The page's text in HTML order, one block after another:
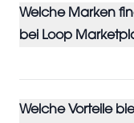
Welche Marken
bei Loop
Welche Vorteile